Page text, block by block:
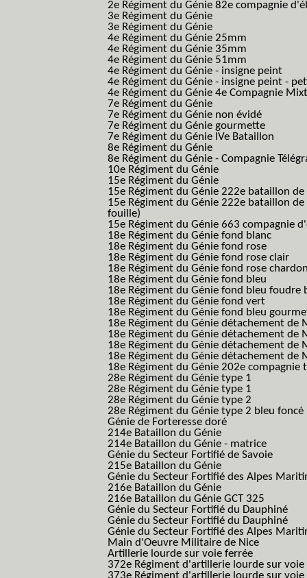
2e Régiment du Génie 82e compagnie
3e Régiment du Génie
3e Régiment du Génie
4e Régiment du Génie 25mm
4e Régiment du Génie 35mm
4e Régiment du Génie 51mm
4e Régiment du Génie - insigne peint
4e Régiment du Génie - insigne peint -
4e Régiment du Génie 4e Compagnie
7e Régiment du Génie
7e Régiment du Génie non évidé
7e Régiment du Génie gourmette
7e Régiment du Génie IVe Bataillon
8e Régiment du Génie
8e Régiment du Génie - Compagnie
10e Régiment du Génie
15e Régiment du Génie
15e Régiment du Génie 222e bataillon
15e Régiment du Génie 222e bataillon
fouille)
15e Régiment du Génie 663 compagnie
18e Régiment du Génie fond blanc
18e Régiment du Génie fond rose
18e Régiment du Génie fond rose clair
18e Régiment du Génie fond rose
18e Régiment du Génie fond bleu
18e Régiment du Génie fond bleu foudre
18e Régiment du Génie fond vert
18e Régiment du Génie fond bleu
18e Régiment du Génie détachement de
18e Régiment du Génie détachement de
18e Régiment du Génie détachement de
18e Régiment du Génie détachement de
18e Régiment du Génie 202e compagnie
28e Régiment du Génie type 1
28e Régiment du Génie type 1
28e Régiment du Génie type 2
28e Régiment du Génie type 2 bleu foncé
Génie de Forteresse doré
214e Bataillon du Génie
214e Bataillon du Génie - matrice
Génie du Secteur Fortifié de Savoie
215e Bataillon du Génie
Génie du Secteur Fortifié des Alpes
216e Bataillon du Génie
216e Bataillon du Génie GCT 325
Génie du Secteur Fortifié du Dauphiné
Génie du Secteur Fortifié du Dauphiné
Génie du Secteur Fortifié des Alpes
Main d'Oeuvre Militaire de Nice
Artillerie lourde sur voie ferrée
372e Régiment d'artillerie lourde sur voie
373e Régiment d'artillerie lourde sur voie